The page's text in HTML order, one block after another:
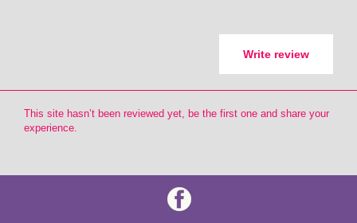
Write review
This site hasn’t been reviewed yet, be the first one and share your
experience.